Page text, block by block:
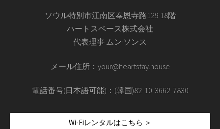
ソウル特別市江南区奉恩寺路129 18階
ハートスペース株式会社
代表理事 ムン·ソンス
メール住所：your@heartstay.house
電話番号(日本語可能)：(韓国)82-10-3662-7830
Wi-Fiレンタルはこちら ＞